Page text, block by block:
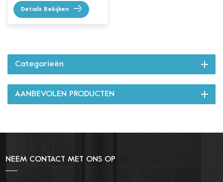
Details Bekijken
Categorieën
AANBEVOLEN PRODUCTEN
NEEM CONTACT MET ONS OP